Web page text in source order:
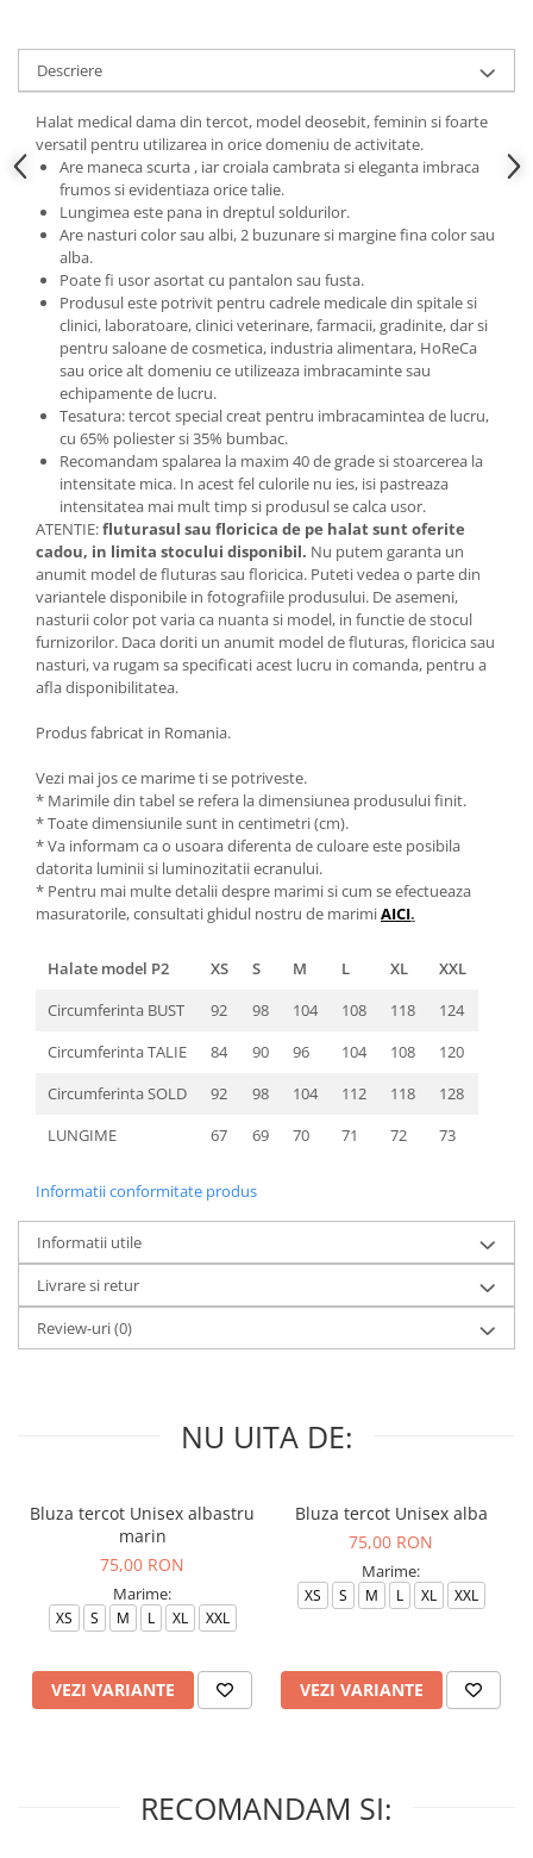
Descriere
Halat medical dama din tercot, model deosebit, feminin si foarte
versatil pentru utilizarea in orice domeniu de activitate.
Are maneca scurta , iar croiala cambrata si eleganta imbraca
frumos si evidentiaza orice talie.
Lungimea este pana in dreptul soldurilor.
Are nasturi color sau albi, 2 buzunare si margine fina color sau
alba.
Poate fi usor asortat cu pantalon sau fusta.
Produsul este potrivit pentru cadrele medicale din spitale si
clinici, laboratoare, clinici veterinare, farmacii, gradinite, dar si
pentru saloane de cosmetica, industria alimentara, HoReCa
sau orice alt domeniu ce utilizeaza imbracaminte sau
echipamente de lucru.
Tesatura: tercot special creat pentru imbracamintea de lucru,
cu 65% poliester si 35% bumbac.
Recomandam spalarea la maxim 40 de grade si stoarcerea la
intensitate mica. In acest fel culorile nu ies, isi pastreaza
intensitatea mai mult timp si produsul se calca usor.
ATENTIE:fluturasul sau floricica de pe halat sunt oferite
cadou, in limita stocului disponibil. Nu putem garanta un
anumit model de fluturas sau floricica. Puteti vedea o parte din
variantele disponibile in fotografiile produsului. De asemeni,
nasturii color pot varia ca nuanta si model, in functie de stocul
furnizorilor. Daca doriti un anumit model de fluturas, floricica sau
nasturi, va rugam sa specificati acest lucru in comanda, pentru a
afla disponibilitatea.
Produs fabricat in Romania.
Vezi mai jos ce marime ti se potriveste.
* Marimile din tabel se refera la dimensiunea produsului finit.
* Toate dimensiunile sunt in centimetri (cm).
* Va informam ca o usoara diferenta de culoare este posibila
datorita luminii si luminozitatii ecranului.
* Pentru mai multe detalii despre marimi si cum se efectueaza
masuratorile, consultati ghidul nostru de marimiAICI.
Halate model P2 XS S M L XL
XXL
Circumferinta BUST
92 98 104 108 118
124
Circumferinta TALIE
84 90 96 104 108
120
Circumferinta SOLD
92 98 104 112 118
128
LUNGIME
67 69 70 71 72 73
Informatii conformitate produs
Informatii utile
Livrare si retur
Review-uri(0)
NU UITA DE:
Bluza tercot Unisex albastru
marin
75,00 RON
Marime:
XS S M L XL XXL
VEZI VARIANTE
Bluza tercot Unisex alba
75,00 RON
Marime:
XS S M L XL XXL
VEZI VARIANTE
RECOMANDAM SI: